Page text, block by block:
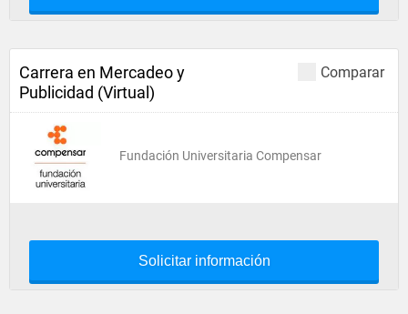
Comparar
Carrera en Mercadeo y
Publicidad (Virtual)
Fundación Universitaria Compensar
Solicitar información